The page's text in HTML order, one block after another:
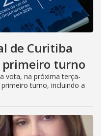
de Curitiba
turno
vota, na próxima terça-
turno, incluindo a